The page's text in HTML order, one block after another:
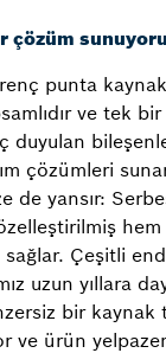
çözüm
punta kaynak
ve tek
duyulan
çözümleri
de yansır:
Çeşitli
uzun yıllara
bir kaynak
ve ürün